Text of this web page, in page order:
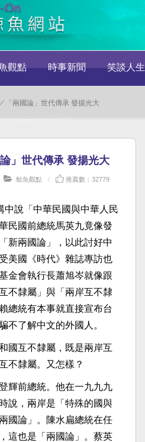
觀點 時事新聞 笑談人生
「兩國論」世代傳承 發揚光大
」世代傳承 發揚光大
鯨魚觀點 推薦數：32779
中說「中華民國與中華人民
民國前總統馬英九竟像發
新兩國論」，以此討好中
美國《時代》雜誌專訪也
金會執行長蕭旭岑就像跟
不隸屬」與「兩岸互不隸
總統有本事就直接宣布台
不了解中文的外國人。
國互不隸屬，既是兩岸互
不隸屬。又怎樣？
輝前總統。他在一九九九
說，兩岸是「特殊的國與
國論」。陳水扁總統在任
這也是「兩國論」。蔡英